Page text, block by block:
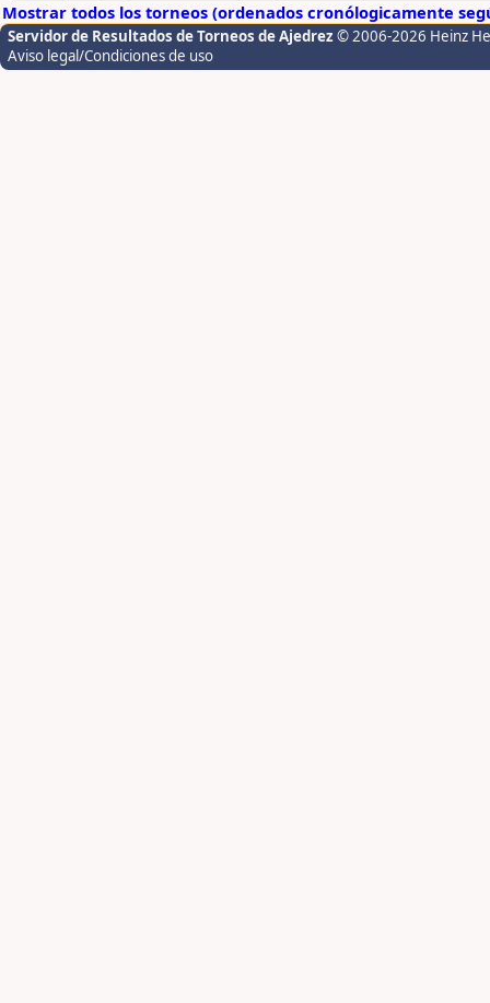
Mostrar todos los torneos (ordenados cronólogicamente
Servidor de Resultados de Torneos de Ajedrez © 2006-2026 Heinz
Aviso legal/Condiciones de uso